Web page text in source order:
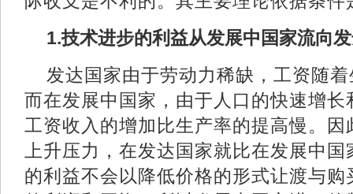
1.技术进步的利益从发展中国家流
发达国家由于劳动力稀缺，工资随
而在发展中国家，由于人口的快速增
工资收入的增加比生产率的提高慢。
上升压力，在发达国家就比在发展中
的利益不会以降低价格的形式让渡与